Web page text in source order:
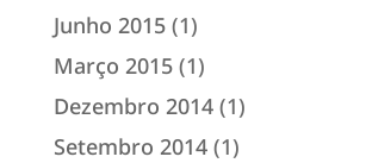
Junho 2015(1)
Março 2015(1)
Dezembro 2014(1)
Setembro 2014(1)